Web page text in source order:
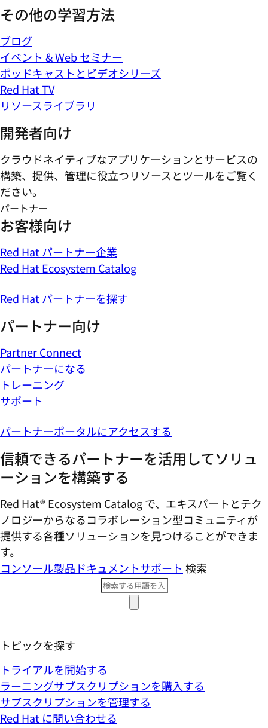
その他の学習方法
ブログ
イベント & Web セミナー
ポッドキャストとビデオシリーズ
Red Hat TV
リソースライブラリ
開発者向け
クラウドネイティブなアプリケーションとサービスの
構築、提供、管理に役立つリソースとツールをご覧く
ださい。
パートナー
お客様向け
Red Hat パートナー企業
Red Hat Ecosystem Catalog
Red Hat パートナーを探す
パートナー向け
Partner Connect
パートナーになる
トレーニング
サポート
パートナーポータルにアクセスする
信頼できるパートナーを活用してソリュ
ーションを構築する
Red Hat® Ecosystem Catalog で、エキスパートとテク
ノロジーからなるコラボレーション型コミ​ュニティが
提供する各種ソリューションを見つけることができま
す。
コンソール製品ドキュメントサポート 検索
トピックを探す
トライアルを開始する
ラーニングサブスクリプションを購入する
サブスクリプションを管理する
Red Hat に問い合わせる